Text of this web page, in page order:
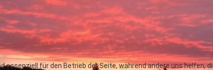
essenziell für den Betrieb der Seite, während andere uns